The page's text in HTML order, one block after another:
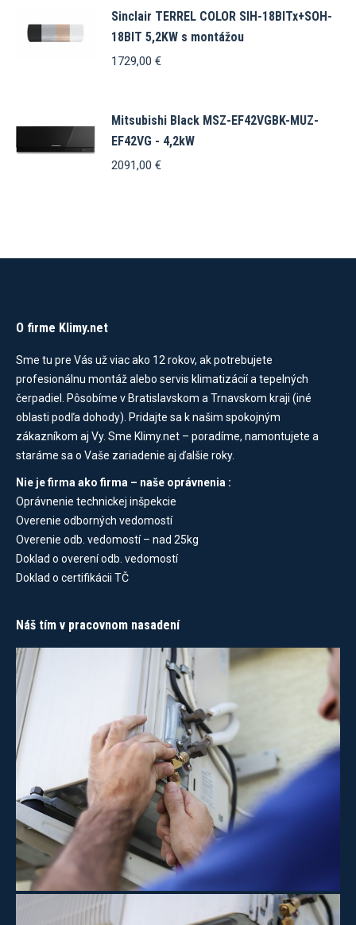
1550,00 €.1480,00 €.
Sinclair TERREL COLOR SIH-18BITx+SOH-
18BIT 5,2KW s montážou
1729,00 €
Mitsubishi Black MSZ-EF42VGBK-MUZ-
EF42VG - 4,2kW
2091,00 €
O firme Klimy.net
Sme tu pre Vás už viac ako 12 rokov, ak potrebujete
profesionálnu montáž alebo servis klimatizácií a tepelných
čerpadiel. Pôsobíme v Bratislavskom a Trnavskom kraji (iné
oblasti podľa dohody). Pridajte sa k našim spokojným
zákazníkom aj Vy. Sme Klimy.net – poradíme, namontujete a
staráme sa o Vaše zariadenie aj ďalšie roky.
Nie je firma ako firma – naše oprávnenia :
Oprávnenie technickej inšpekcie
Overenie odborných vedomostí
Overenie odb. vedomostí – nad 25kg
Doklad o overení odb. vedomostí
Doklad o certifikácii TČ
Náš tím v pracovnom nasadení